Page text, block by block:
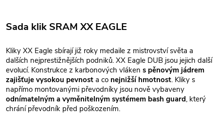
Sada klik SRAM XX EAGLE
Kliky XX Eagle sbírají již roky medaile z mistrovství světa a
dalších nejprestižnějších podniků. XX Eagle DUB jsou jejich další
evolucí. Konstrukce z karbonových vláken s pěnovým jádrem
zajišťuje vysokou pevnost a co nejnižší hmotnost. Kliky s
napřímo montovanými převodníky jsou nově vybaveny
odnímatelným a vyměnitelným systémem bash guard, který
chrání převodník před poškozením.